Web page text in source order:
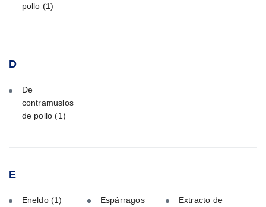
pollo (1)
D
De
contramuslos
de pollo(1)
E
Eneldo (1)
Espárragos
Extracto de